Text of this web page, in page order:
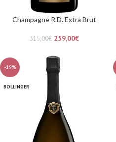
Champagne R.D. Extra Brut
315,00€ 259,00€
-19%
BOLLINGER